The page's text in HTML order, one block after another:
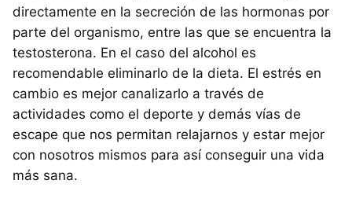
directamente en la secreción de las hormonas por
parte del organismo, entre las que se encuentra la
testosterona. En el caso del alcohol es
recomendable eliminarlo de la dieta. El estrés en
cambio es mejor canalizarlo a través de
actividades como el deporte y demás vías de
escape que nos permitan relajarnos y estar mejor
con nosotros mismos para así conseguir una vida
más sana.